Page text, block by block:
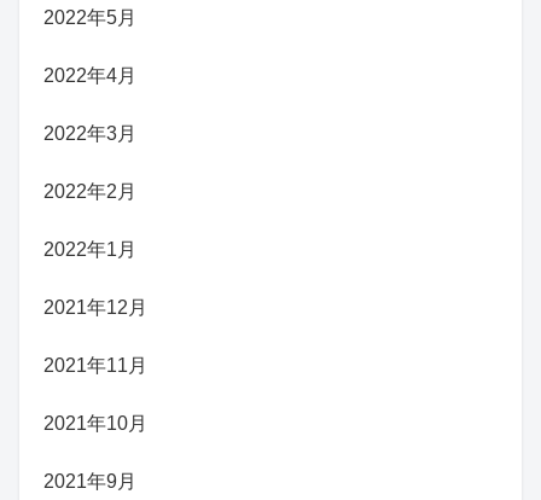
2022年5月
2022年4月
2022年3月
2022年2月
2022年1月
2021年12月
2021年11月
2021年10月
2021年9月